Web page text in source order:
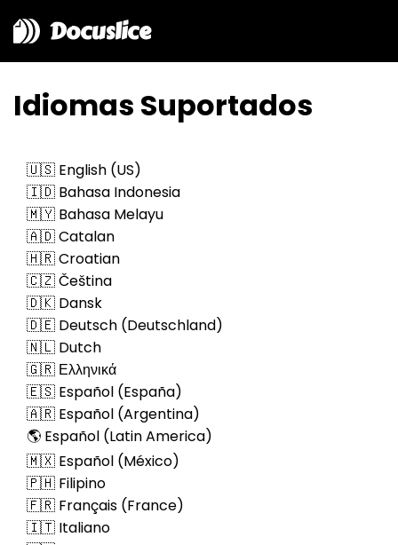
Docuslice
Idiomas Suportados
🇺🇸 English (US)
🇮🇩 Bahasa Indonesia
🇲🇾 Bahasa Melayu
🇦🇩 Catalan
🇭🇷 Croatian
🇨🇿 Čeština
🇩🇰 Dansk
🇩🇪 Deutsch (Deutschland)
🇳🇱 Dutch
🇬🇷 Ελληνικά
🇪🇸 Español (España)
🇦🇷 Español (Argentina)
🌎 Español (Latin America)
🇲🇽 Español (México)
🇵🇭 Filipino
🇫🇷 Français (France)
🇮🇹 Italiano